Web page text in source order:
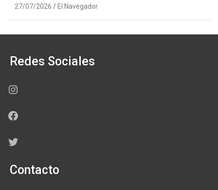
27/07/2026 El Navegador
Redes Sociales
Instagram
Facebook
Twitter
Contacto